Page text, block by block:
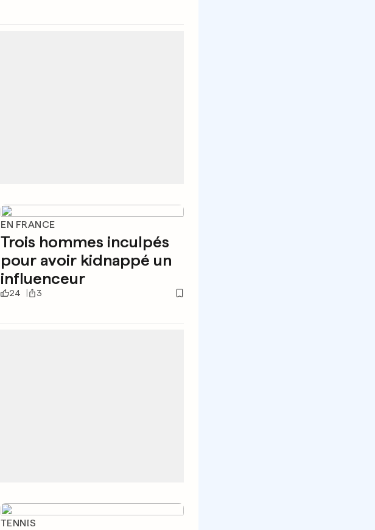
EN FRANCE
Trois hommes inculpés
pour avoir kidnappé un
influenceur
24 3
TENNIS